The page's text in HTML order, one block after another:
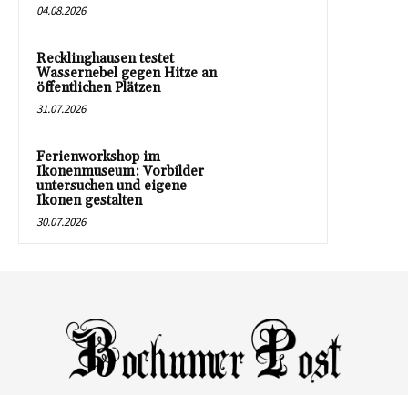
04.08.2026
Recklinghausen testet
Wassernebel gegen Hitze an
öffentlichen Plätzen
31.07.2026
Ferienworkshop im
Ikonenmuseum: Vorbilder
untersuchen und eigene
Ikonen gestalten
30.07.2026